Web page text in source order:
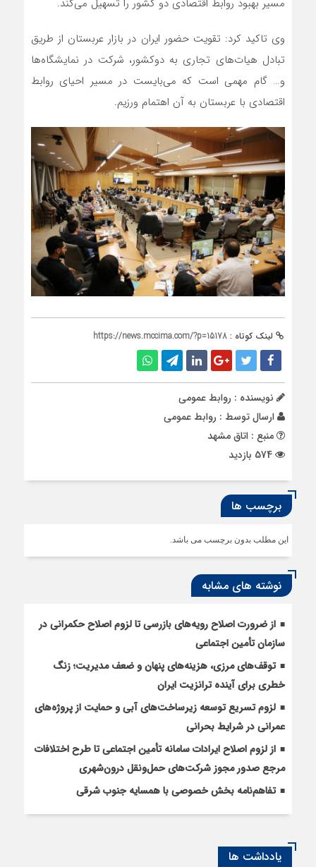
مسیر بهبود روابط اقتصادی دو کشور را تسهیل می‌کند.
وی تاکید کرد: تقویت حضور ایران در بازار عربستان از طریق
تبادل هیات‌های تجاری به دو‌کشور، شرکت در نمایشگاه‌ها
و… گام مهمی است که می‌بایست در مسیر احیای روابط
اقتصادی با عربستان به آن اهتمام ورزیم.
لینک کوتاه : https://news.mccima.com/?p=15178
نویسنده : روابط عمومی
ارسال توسط : روابط عمومی
منبع : اتاق مشهد
برچسب ها
این مطلب بدون برچسب می باشد.
نوشته های مشابه
از ضرورت اصلاح رویه‌های بازرسی تا لزوم اصلاح حکمرانی در
سازمان تأمین اجتماعی
توقف‌های مرزی، هزینه‌های پنهان و ضعف مدیریت؛ زنگ
خطری برای آینده ترانزیت ایران
لزوم تسریع توسعه زیرساخت‌های آبی و حمایت از پروژه‌های
عمرانی در شرایط بحرانی
از لزوم اصلاح ایرادات سامانه تأمین اجتماعی تا طرح اختلافات
مرجع صدور مجوز شرکت‌های حمل‌ونقل درون‌شهری
تفاهم‌نامه بخش خصوصی با همسایه جنوب شرقی
یادداشت ها